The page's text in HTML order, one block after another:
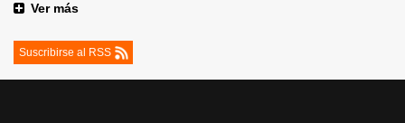
Ver más
Suscribirse al RSS